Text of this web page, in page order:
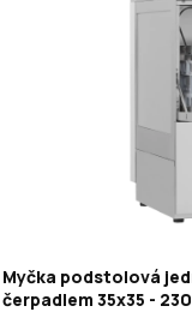
Myčka podstolová
čerpadlem 35x35 - 230